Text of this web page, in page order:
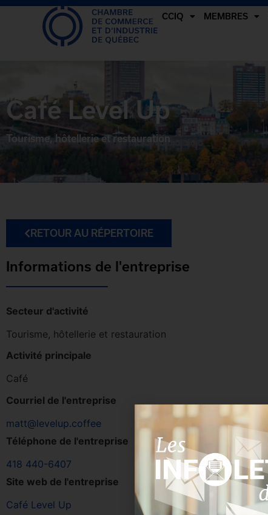
CCIQ MEMBRES
Café Level Up
Tourisme, hôtellerie et restauration
RETOUR AU RÉPERTOIRE
Informations de l'entreprise
Secteur d'activité
Tourisme, hôtellerie et restauration
Activité principale
Café
Courriel de l'entreprise
matt@levelup.coffee
Téléphone de l'entreprise
418 440-6407
Site web de l'entreprise
Café Level Up